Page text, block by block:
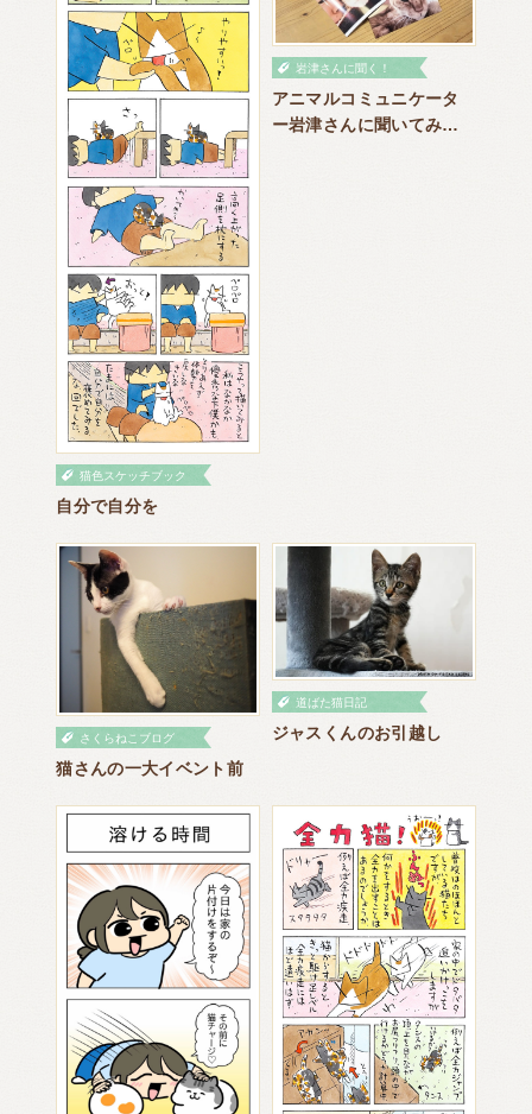
猫色スケッチブック
自分で自分を
岩津さんに聞く！
アニマルコミュニケータ
ー岩津さんに聞いてみよ
さくらねこブログ
猫さんの一大イベント前
道ばた猫日記
ジャスくんのお引越し